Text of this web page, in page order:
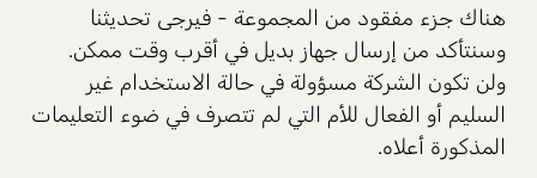
هناك جزء مفقود من المجموعة - فيرجى تحديثنا
وسنتأكد من إرسال جهاز بديل في أقرب وقت ممكن.
ولن تكون الشركة مسؤولة في حالة الاستخدام غير
السليم أو الفعال للأم التي لم تتصرف في ضوء التعليمات
المذكورة أعلاه.